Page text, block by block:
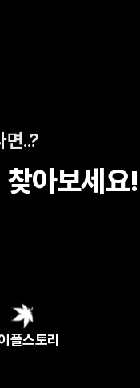
..?
아보세요!
플스토리